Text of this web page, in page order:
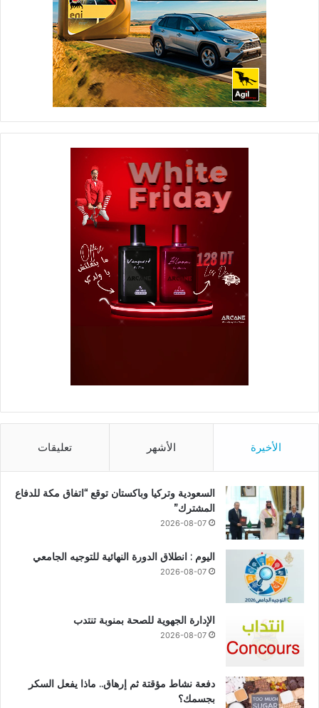
الأخيرة الأشهر تعليقات
السعودية وتركيا وباكستان توقع “اتفاق مكة للدفاع
المشترك”
2026-08-07
اليوم : انطلاق الدورة النهائية للتوجيه الجامعي
2026-08-07
الإدارة الجهوية للصحة بمنوبة تنتدب
2026-08-07
دفعة نشاط مؤقتة ثم إرهاق.. ماذا يفعل السكر
بجسمك؟